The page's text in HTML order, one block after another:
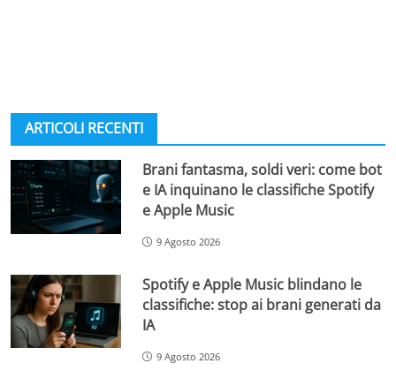
ARTICOLI RECENTI
Brani fantasma, soldi veri: come bot
e IA inquinano le classifiche Spotify
e Apple Music
9 Agosto 2026
Spotify e Apple Music blindano le
classifiche: stop ai brani generati da
IA
9 Agosto 2026